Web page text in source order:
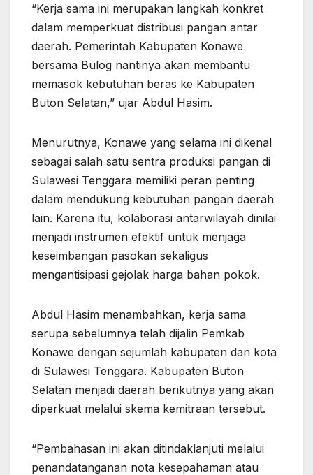
“Kerja sama ini merupakan langkah konkret
dalam memperkuat distribusi pangan antar
daerah. Pemerintah Kabupaten Konawe
bersama Bulog nantinya akan membantu
memasok kebutuhan beras ke Kabupaten
Buton Selatan,” ujar Abdul Hasim.
Menurutnya, Konawe yang selama ini dikenal
sebagai salah satu sentra produksi pangan di
Sulawesi Tenggara memiliki peran penting
dalam mendukung kebutuhan pangan daerah
lain. Karena itu, kolaborasi antarwilayah dinilai
menjadi instrumen efektif untuk menjaga
keseimbangan pasokan sekaligus
mengantisipasi gejolak harga bahan pokok.
Abdul Hasim menambahkan, kerja sama
serupa sebelumnya telah dijalin Pemkab
Konawe dengan sejumlah kabupaten dan kota
di Sulawesi Tenggara. Kabupaten Buton
Selatan menjadi daerah berikutnya yang akan
diperkuat melalui skema kemitraan tersebut.
“Pembahasan ini akan ditindaklanjuti melalui
penandatanganan nota kesepahaman atau